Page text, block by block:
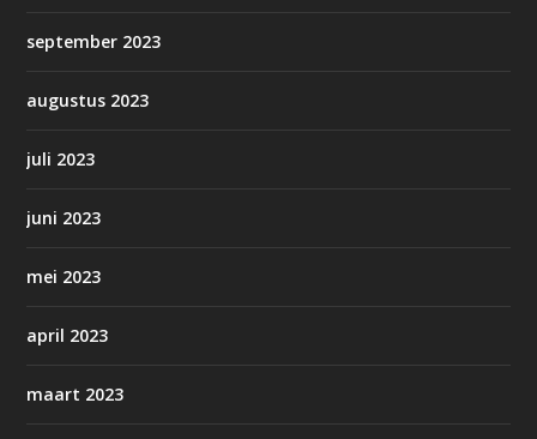
september 2023
augustus 2023
juli 2023
juni 2023
mei 2023
april 2023
maart 2023